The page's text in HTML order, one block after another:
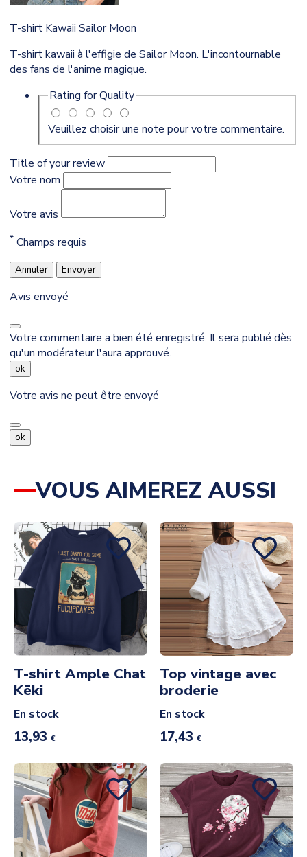
T-shirt Kawaii Sailor Moon
T-shirt kawaii à l'effigie de Sailor Moon. L'incontournable
des fans de l'anime magique.
Rating forQuality
Veuillez choisir une note pour votre commentaire.
Title of your review
Votre nom
Votre avis
* Champs requis
Annuler Envoyer
Avis envoyé
Votre commentaire a bien été enregistré. Il sera publié dès
qu'un modérateur l'aura approuvé.
ok
Votre avis ne peut être envoyé
ok
VOUS AIMEREZ AUSSI
T-shirt Ample Chat
Kēki
En stock
13,93 €
Top vintage avec
broderie
En stock
17,43 €